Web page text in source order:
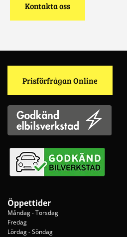
Kontakta oss
Prisförfrågan Online
Öppettider
Måndag - Torsdag
Fredag
Lördag - Söndag